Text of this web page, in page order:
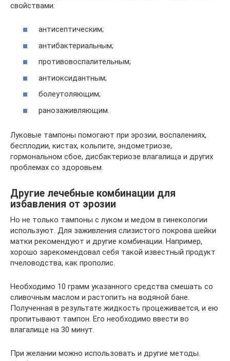
свойствами:
антисептическим;
антибактериальным;
противовоспалительным;
антиоксидантным;
болеутоляющим;
ранозаживляющим.
Луковые тампоны помогают при эрозии, воспалениях,
бесплодии, кистах, кольпите, эндометриозе,
гормональном сбое, дисбактериозе влагалища и других
проблемах со здоровьем.
Другие лечебные комбинации для
избавления от эрозии
Но не только тампоны с луком и медом в гинекологии
используют. Для заживления слизистого покрова шейки
матки рекомендуют и другие комбинации. Например,
хорошо зарекомендовал себя такой известный продукт
пчеловодства, как прополис.
Необходимо 10 грамм указанного средства смешать со
сливочным маслом и растопить на водяной бане.
Полученная в результате жидкость процеживается, и ею
пропитывают тампон. Его необходимо ввести во
влагалище на 30 минут.
При желании можно использовать и другие методы.